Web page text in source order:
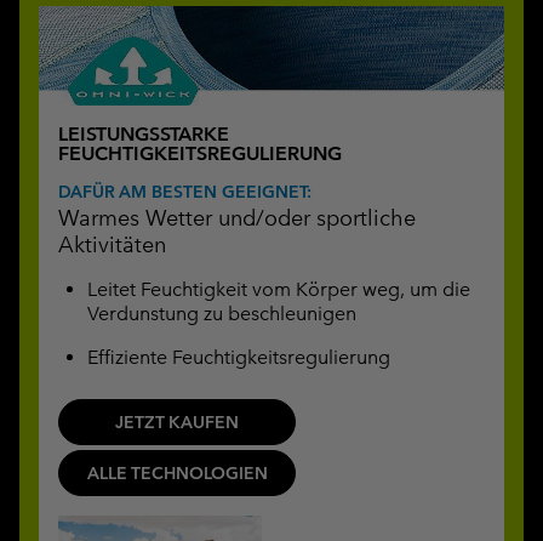
LEISTUNGSSTARKE
FEUCHTIGKEITSREGULIERUNG
DAFÜR AM BESTEN GEEIGNET:
Warmes Wetter und/oder sportliche
Aktivitäten
Leitet Feuchtigkeit vom Körper weg, um die
Verdunstung zu beschleunigen
Effiziente Feuchtigkeitsregulierung
JETZT KAUFEN
ALLE TECHNOLOGIEN